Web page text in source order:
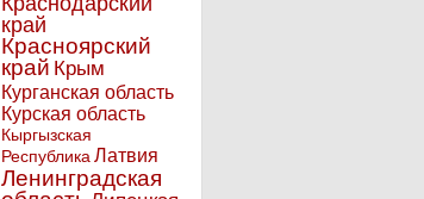
край
Красноярский
край Крым
Курганская область
Курская область
Кыргызская
Республика Латвия
Ленинградская